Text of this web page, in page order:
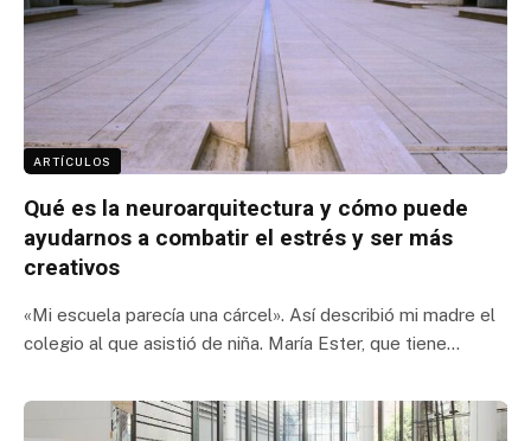
ARTÍCULOS
Qué es la neuroarquitectura y cómo puede
ayudarnos a combatir el estrés y ser más
creativos
«Mi escuela parecía una cárcel». Así describió mi madre el
colegio al que asistió de niña. María Ester, que tiene…